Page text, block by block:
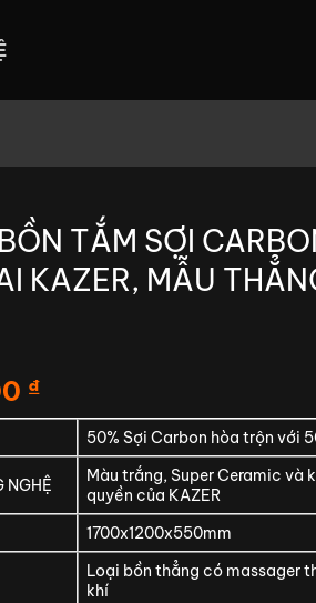
TẮM SỢI
KAZER, MẪU
₫
50% Sợi Carbon hòa trộn với
NGHỆ
Màu trắng, Super Ceramic và
quyền của KAZER
1700x1200x550mm
Loại bồn thẳng có massager
khí